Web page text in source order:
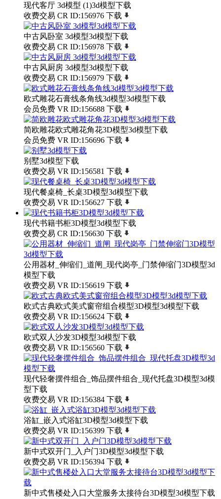
现代客厅 3d模型 (1)3d模型下载
收费交易 CR ID:156976 下载
中古风卧室 3d模型3d模型下载
收费交易 CR ID:156978 下载
中古风厨房 3d模型3d模型下载
收费交易 CR ID:156979 下载
欧式雕花石膏线条角线3d模型3d模型下载
会员免费 VR ID:156688 下载
简欧雕花欧式雕花角花3D模型3d模型下载
会员免费 VR ID:156696 下载
别墅3d模型下载
收费交易 VR ID:156581 下载
现代餐桌椅_长桌3D模型3d模型下载
收费交易 VR ID:156627 下载
现代书籍书柜3D模型3d模型下载
收费交易 CR ID:156630 下载
公用器材_伸缩们_道闸_现代岗亭_门禁伸缩门3D模型3d
模型下载
收费交易 VR ID:156619 下载
欧式古典欧式美式窗帘组合模型3D模型3d模型下载
收费交易 VR ID:156624 下载
欧式双人沙发3D模型3d模型下载
收费交易 VR ID:156560 下载
现代轻奢摆件组合_饰品摆件组合_现代托盘3D模型3d模
型下载
收费交易 VR ID:156384 下载
浴缸_嵌入式浴缸3D模型3d模型下载
收费交易 VR ID:156399 下载
新中式双开门_入户门3D模型3d模型下载
收费交易 VR ID:156394 下载
新中式售楼处入口大堂服务太接待台3D模型3d模型下载